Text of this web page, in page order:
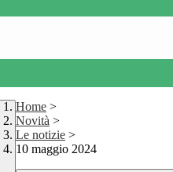
Home >
Novità >
Le notizie >
10 maggio 2024